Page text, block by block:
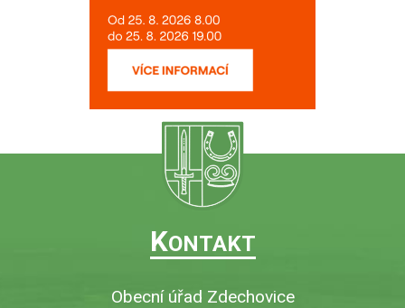
KONTAKT
Obecní úřad Zdechovice